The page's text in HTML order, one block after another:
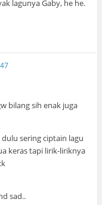
lagunya Gaby, he he.
bilang sih enak juga
sering ciptain lagu
keras tapi lirik-liriknya
sad..